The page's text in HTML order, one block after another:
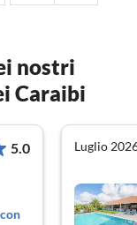
nostri
Caraibi
5.0 Luglio